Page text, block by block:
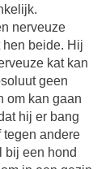
nerveuze
hen beide. Hij
kat kan
geen
om kan gaan
hij er bang
tegen andere
bij een hond